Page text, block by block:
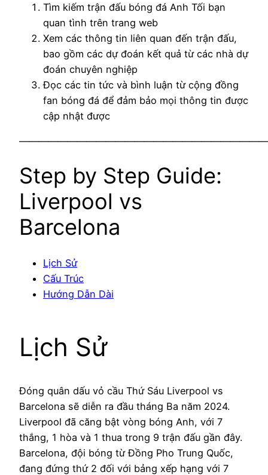
Tìm kiếm trận đấu bóng đá Anh Tối bạn
quan tình trên trang web
Xem các thông tin liên quan đến trận đấu,
bao gồm các dự đoán kết quả từ các nhà dự
đoán chuyên nghiệp
Đọc các tin tức và bình luận từ cộng đồng
fan bóng đá để đảm bảo mọi thông tin được
cập nhật được
Step by Step Guide:
Liverpool vs
Barcelona
Lịch Sử
Cấu Trúc
Hướng Dẫn Dài
Lịch Sử
Đóng quân dấu vỏ cầu Thứ Sáu Liverpool vs
Barcelona sẽ diễn ra đầu tháng Ba năm 2024.
Liverpool đã căng bật vòng bóng Anh, với 7
thắng, 1 hòa và 1 thua trong 9 trận đấu gần đây.
Barcelona, đội bóng từ Đồng Pho Trung Quốc,
đang đứng thứ 2 đối với bảng xếp hạng với 7